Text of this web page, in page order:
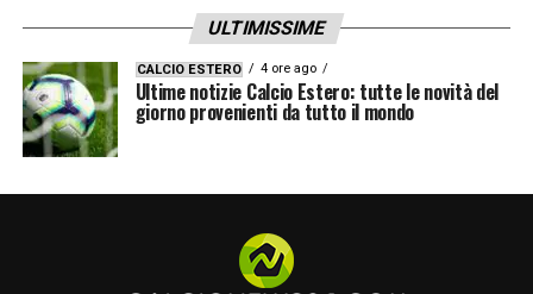
ULTIMISSIME
CALCIO ESTERO 4 ore ago
Ultime notizie Calcio Estero: tutte le novità del
giorno provenienti da tutto il mondo